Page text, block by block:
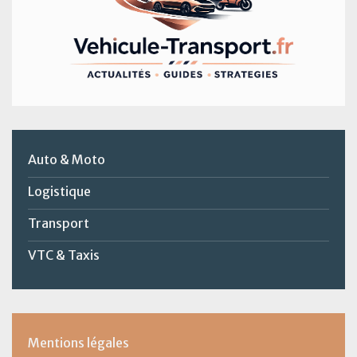
Auto & Moto
Logistique
Transport
VTC & Taxis
Mentions légales